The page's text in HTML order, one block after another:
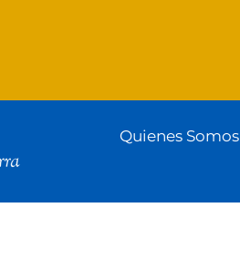
Quienes Somos